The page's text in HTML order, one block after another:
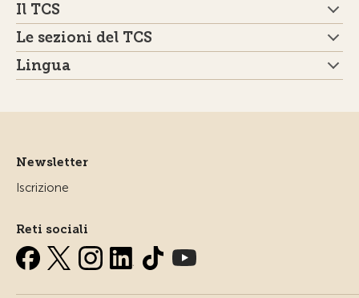
Il TCS
Le sezioni del TCS
Lingua
Newsletter
Iscrizione
Reti sociali